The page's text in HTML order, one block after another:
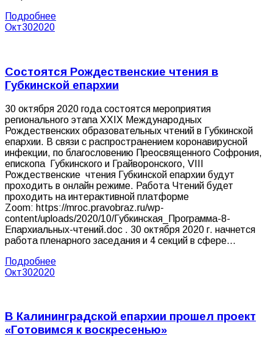
Подробнее
Окт302020
Состоятся Рождественские чтения в
Губкинской епархии
30 октября 2020 года состоятся мероприятия
регионального этапа XXIX Международных
Рождественских образовательных чтений в Губкинской
епархии. В связи с распространением коронавирусной
инфекции, по благословению Преосвященного Софрония,
епископа Губкинского и Грайворонского, VIII
Рождественские чтения Губкинской епархии будут
проходить в онлайн режиме. Работа Чтений будет
проходить на интерактивной платформе
Zoom: https://mroc.pravobraz.ru/wp-
content/uploads/2020/10/Губкинская_Программа-8-
Епархиальных-чтений.doc . 30 октября 2020 г. начнется
работа пленарного заседания и 4 секций в сфере…
Подробнее
Окт302020
В Калининградской епархии прошел проект
«Готовимся к воскресенью»